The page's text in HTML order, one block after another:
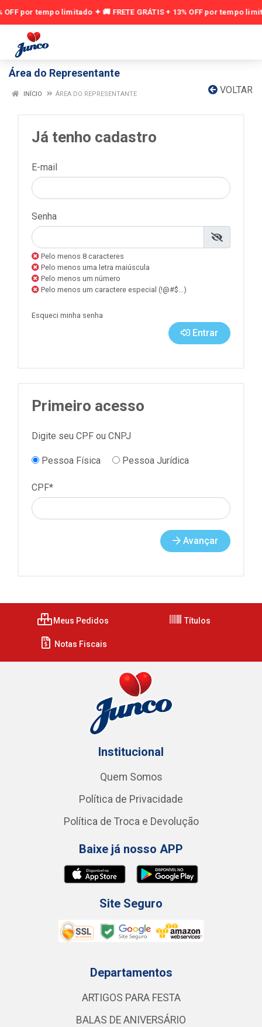
Área do Representante
VOLTAR
INÍCIO ÁREA DO REPRESENTANTE
Já tenho cadastro
E-mail
Senha
Pelo menos 8 caracteres
Pelo menos uma letra maiúscula
Pelo menos um número
Pelo menos um caractere especial (!@#$...)
Esqueci minha senha
Entrar
Primeiro acesso
Digite seu CPF ou CNPJ
Pessoa Física Pessoa Jurídica
CPF*
Avançar
Meus Pedidos Títulos
Notas Fiscais
Institucional
Quem Somos
Política de Privacidade
Política de Troca e Devolução
Baixe já nosso APP
Site Seguro
Departamentos
ARTIGOS PARA FESTA
BALAS DE ANIVERSÁRIO